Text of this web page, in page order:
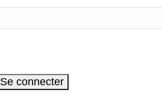
Se connecter